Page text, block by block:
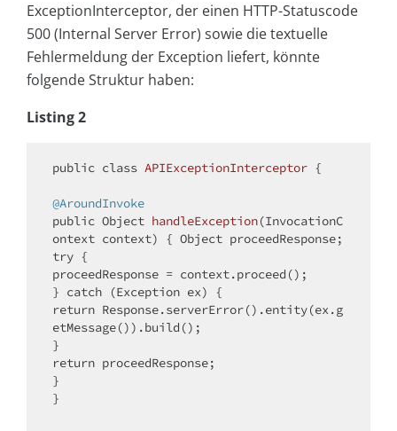
ExceptionInterceptor, der einen HTTP-Statuscode
500 (Internal Server Error) sowie die textuelle
Fehlermeldung der Exception liefert, könnte
folgende Struktur haben:
Listing 2
public class APIExceptionInterceptor {
@AroundInvoke
public Object handleException(InvocationC
ontext context)
try {
proceedResponse = context.proceed();
} catch
return Response.serverError().entity(ex.g
etMessage()).build();
return proceedResponse;
}
}